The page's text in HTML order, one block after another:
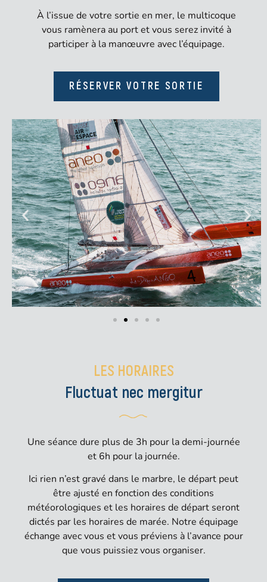
À l’issue de votre sortie en mer, le multicoque
vous ramènera au port et vous serez invité à
participer à la manœuvre avec l’équipage.
RÉSERVER VOTRE SORTIE
LES HORAIRES
Fluctuat nec mergitur
Une séance dure plus de 3h pour la demi-journée
et 6h pour la journée.
Ici rien n’est gravé dans le marbre, le départ peut
être ajusté en fonction des conditions
météorologiques et les horaires de départ seront
dictés par les horaires de marée. Notre équipage
échange avec vous et vous préviens à l’avance pour
que vous puissiez vous organiser.